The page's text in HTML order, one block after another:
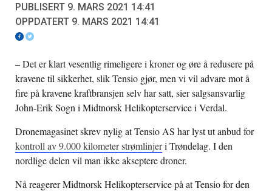
PUBLISERT 9. MARS 2021 14:41
OPPDATERT 9. MARS 2021 14:41
– Det er klart vesentlig rimeligere i kroner og øre å redusere på
kravene til sikkerhet, slik Tensio gjør, men vi vil advare mot å
fire på kravene kraftbransjen selv har satt, sier salgsansvarlig
John-Erik Sogn i Midtnorsk Helikopterservice i Verdal.
Dronemagasinet skrev nylig at Tensio AS har lyst ut anbud for
kontroll av 9.000 kilometer strømlinjeri Trøndelag. I den
nordlige delen vil man ikke akseptere droner.
Nå reagerer Midtnorsk Helikopterservice på at Tensio for den